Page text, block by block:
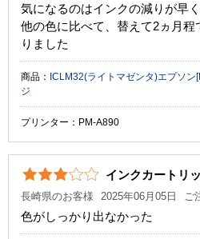
気になるのはインクの減りが早
他の色に比べて、替えて2ヵ月
りました
商品： ICLM32(ライトマゼンタ)エプソン
ジ
プリンター：PM-A890
インクカートリ
長崎県のお客様 2025年06月05日 ご
色がしっかり出なかった